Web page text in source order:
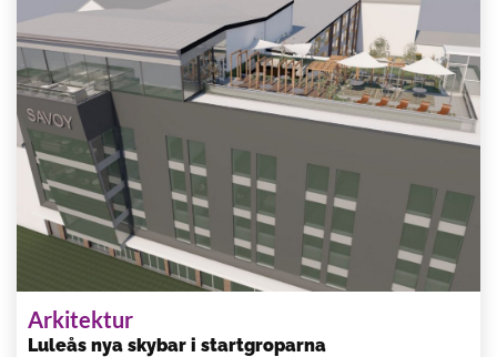
Arkitektur
Luleås nya skybar i startgroparna